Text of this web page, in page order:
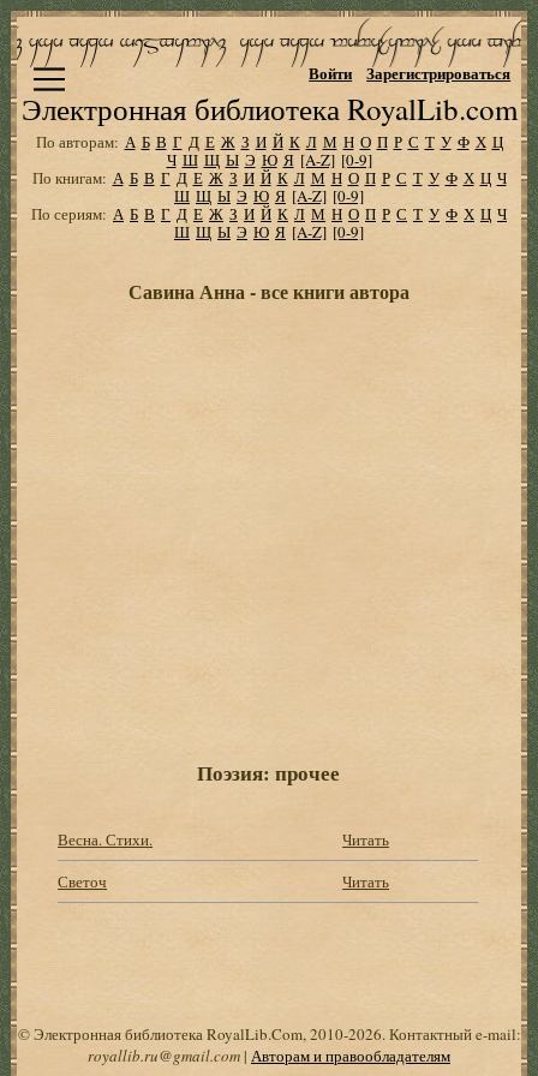
Электронная библиотека RoyalLib.com
Войти Зарегистрироваться
По авторам: А Б В Г Д Е Ж З И Й К Л М Н О П Р С Т У Ф Х Ц
Ч Ш Щ Ы Э Ю Я [A-Z] [0-9]
По книгам: А Б В Г Д Е Ж З И Й К Л М Н О П Р С Т У Ф Х Ц Ч
Ш Щ Ы Э Ю Я [A-Z] [0-9]
По сериям: А Б В Г Д Е Ж З И Й К Л М Н О П Р С Т У Ф Х Ц Ч
Ш Щ Ы Э Ю Я [A-Z] [0-9]
Савина Анна - все книги автора
Поэзия: прочее
Весна. Стихи.
Читать
Светоч
Читать
© Электронная библиотека RoyalLib.Com, 2010-2026. Контактный e-mail:
royallib.ru@gmail.com| Авторам и правообладателям